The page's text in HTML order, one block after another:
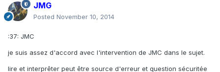
JMG
Posted November 10, 2014
:37: JMC
je suis assez d'accord avec l'intervention de JMC dans le sujet.
lire et interprêter peut être source d'erreur et question sécuritée